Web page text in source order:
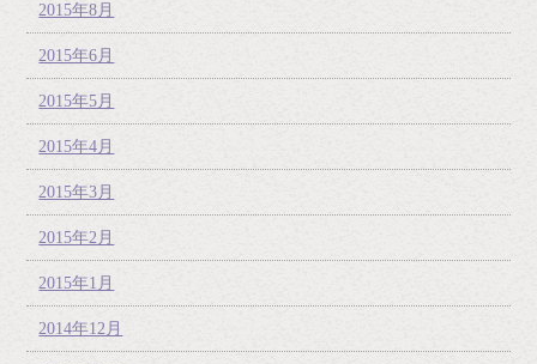
2015年8月
2015年6月
2015年5月
2015年4月
2015年3月
2015年2月
2015年1月
2014年12月